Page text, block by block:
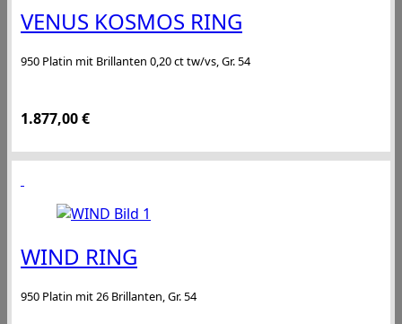
VENUS KOSMOS RING
950 Platin mit Brillanten 0,20 ct tw/vs, Gr. 54
1.877,00€
WIND RING
950 Platin mit 26 Brillanten, Gr. 54